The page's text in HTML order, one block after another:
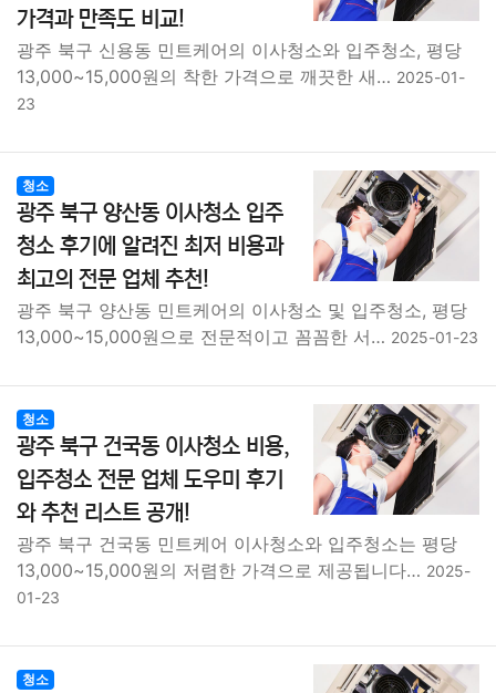
가격과 만족도 비교!
광주 북구 신용동 민트케어의 이사청소와 입주청소, 평당
13,000~15,000원의 착한 가격으로 깨끗한 새… 2025-01-
23
청소
광주 북구 양산동 이사청소 입주
청소 후기에 알려진 최저 비용과
최고의 전문 업체 추천!
광주 북구 양산동 민트케어의 이사청소 및 입주청소, 평당
13,000~15,000원으로 전문적이고 꼼꼼한 서… 2025-01-23
청소
광주 북구 건국동 이사청소 비용,
입주청소 전문 업체 도우미 후기
와 추천 리스트 공개!
광주 북구 건국동 민트케어 이사청소와 입주청소는 평당
13,000~15,000원의 저렴한 가격으로 제공됩니다… 2025-
01-23
청소